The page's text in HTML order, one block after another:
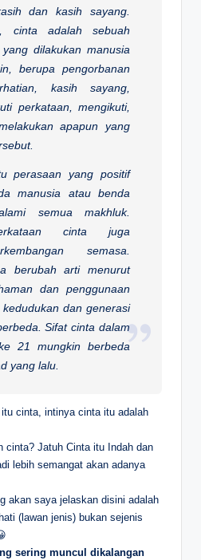
dan kasih sayang.
cinta adalah sebuah
dilakukan manusia
berupa pengorbanan
kasih sayang,
perkataan, mengikuti,
apapun yang
perasaan yang positif
manusia atau benda
semua makhluk.
cinta juga
semasa.
berubah arti menurut
dan penggunaan
dan generasi
Sifat cinta dalam
21 mungkin berbeda
yang lalu.
cinta, intinya cinta itu adalah
cinta? Jatuh Cinta itu Indah dan
lebih semangat akan adanya
akan saya jelaskan disini adalah
(lawan jenis) bukan sejenis
sering muncul dikalangan